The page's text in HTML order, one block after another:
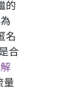
的
名
合
量